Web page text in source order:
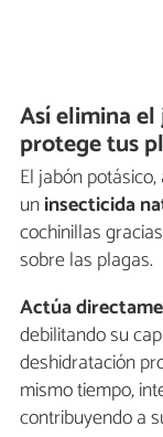
Así elimina
protege tus
El jabón
uninsecticida
cochinillas
sobre las plagas.
Actúa
debilitando su
deshidratación
mismo tiempo,
contribuyendo a